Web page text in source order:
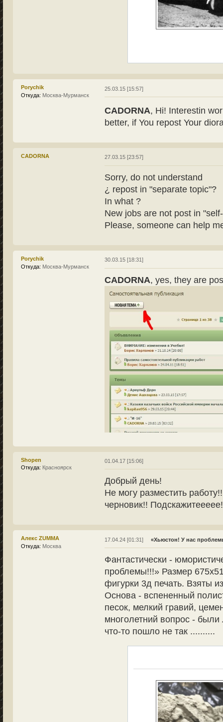
Porychik
Откуда: Москва-Мурманск
25.03.15 [15:57]
CADORNA, Hi! Interestin
better, if You repost Your
CADORNA 27.03.15 [23:57]
Sorry, do not understand
¿ repost in "separate topic"?
In what ?
New jobs are not post in
Please, someone can help
Porychik
Откуда: Москва-Мурманск
30.03.15 [18:31]
CADORNA, yes, they are
Shopen
Откуда: Красноярск
01.04.17 [15:06]
Добрый день!
Не могу разместить
черновик!!
Алекс ZUMMA
Откуда: Москва
17.04.24 [01:31] «Хьюстон! У нас
Фантастически -
проблемы!!!» Размер
фигурки 3д печать. Взяты
Основа - вспененный
песок, мелкий гравий,
многолетний вопрос -
что-то пошло не так ..........